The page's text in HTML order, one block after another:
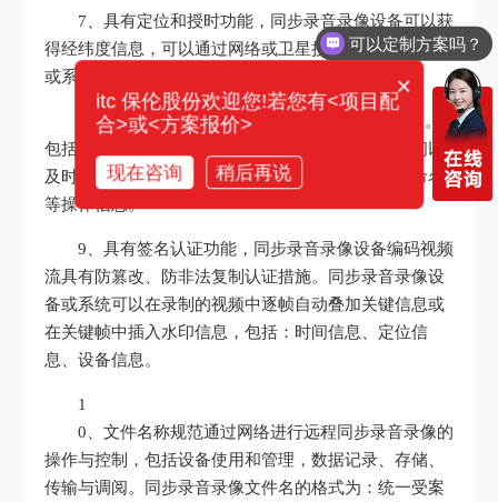
7、具有定位和授时功能，同步录音录像设备可以获
得经纬度信息，可以通过网络或卫星授时系统校准设备
或系统时间信息。
8、同步录音录像设备具有详细的日志审计信息。
包括设备或系统的开关机时间、摄录起始和终止时间以
及时间校准、获得定位、拍照、调节参数、文件重命名
等操作信息。
9、具有签名认证功能，同步录音录像设备编码视频
流具有防篡改、防非法复制认证措施。同步录音录像设
备或系统可以在录制的视频中逐帧自动叠加关键信息或
在关键帧中插入水印信息，包括：时间信息、定位信
息、设备信息。
1
0、文件名称规范通过网络进行远程同步录音录像的
操作与控制，包括设备使用和管理，数据记录、存储、
传输与调阅。同步录音录像文件名的格式为：统一受案
可以定制方案吗？
×
itc 保伦股份欢迎您!若您有<项目配
合>或<方案报价>
现在咨询 稍后再说